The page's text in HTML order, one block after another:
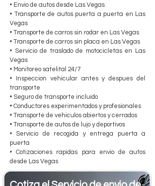
• Envio de autos desde Las Vegas
• Transporte de autos puerta a puerta en Las
Vegas
• Transporte de carros sin rodar en Las Vegas
• Transporte de carros sin placa en Las Vegas
• Servicio de traslado de motocicletas en Las
Vegas
• Monitoreo satelital 24/7
• Inspeccion vehicular antes y despues del
transporte
• Seguro de transporte incluido
• Conductores experimentados y profesionales
• Transporte de vehiculos abiertos y cerrados
• Transporte de autos de lujo y deportivos
• Servicio de recogida y entrega puerta a
puerta
• Cotizaciones rapidas para envio de autos
desde Las Vegas